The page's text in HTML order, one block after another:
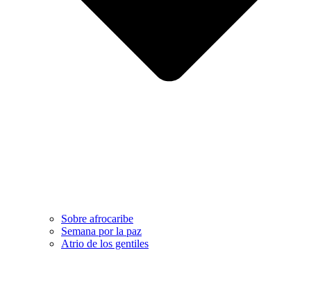
Sobre afrocaribe
Semana por la paz
Atrio de los gentiles